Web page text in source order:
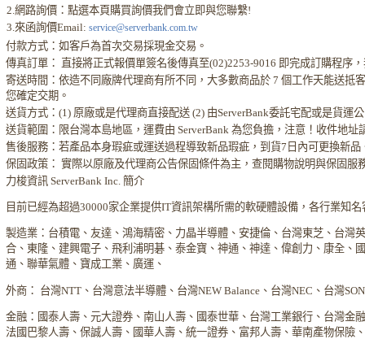
2.網路詢價：點選本頁購買詢價我們會立即與您聯繫!
3.來函詢價Email: service@serverbank.com.tw
付款方式：如客戶為首次交易採現金交易。
傳真訂單： 直接將正式報價單簽名後傳真至(02)2253-9016 即完成訂購程序
寄送時間：依造不同廠牌代理商有所不同，大多數商品於 7 個工作天能送抵
您確定交期。
送貨方式：(1) 原廠或是代理商直接配送 (2) 由ServerBank委託宅配或是貨運
送貨範圍：限台灣本島地區，運費由 ServerBank 為您負擔，注意！收件地址
售後服務：若產品本身瑕疵或運送過程導致新品瑕疵，到貨7日內可更換新品
保固政策： 實際以原廠及代理商公告保固條件為主，查閱購物說明與保固服
力梭資訊 ServerBank Inc. 簡介
目前已經為超過30000家企業提供IT資訊架構所需的軟硬體設備，各行業知名
製造業：台積電、友達、鴻海精密、力晶半導體、安捷倫、台灣東芝、台灣
合、東隆、建興電子、飛利浦明碁、泰金寶、神通、神達、偉創力、康全、
通、聯華氣體、寶成工業、廣運、
外商： 台灣NTT、台灣意法半導體、台灣NEW Balance、台灣NEC、台灣
金融：國泰人壽、元大證券、南山人壽、國泰世華、台灣工業銀行、台灣金
法國巴黎人壽、保誠人壽、國華人壽、統一證券、富邦人壽、華南產物保險